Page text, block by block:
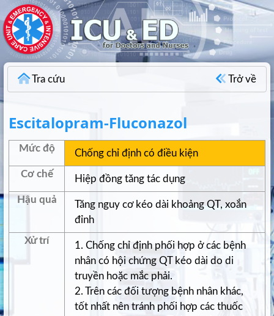
Tra cứu Trở về
Escitalopram-Fluconazol
Mức độ
Chống chỉ định có điều kiện
Cơ chế
Hiệp đồng tăng tác dụng
Hậu quả
Tăng nguy cơ kéo dài khoảng QT, xoắn
đỉnh
Xử trí
1. Chống chỉ định phối hợp ở các bệnh
nhân có hội chứng QT kéo dài do di
truyền hoặc mắc phải.
2. Trên các đối tượng bệnh nhân khác,
tốt nhất nên tránh phối hợp các thuốc